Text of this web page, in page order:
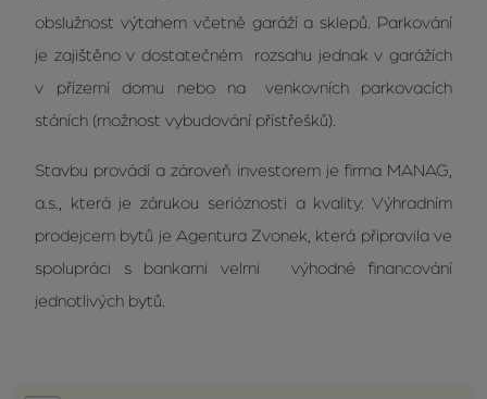
obslužnost výtahem včetně garáží a sklepů. Parkování
je zajištěno v dostatečném rozsahu jednak v garážích
v přízemí domu nebo na venkovních parkovacích
stáních (možnost vybudování přístřešků).
Stavbu provádí a zároveň investorem je firma MANAG,
a.s., která je zárukou serióznosti a kvality. Výhradním
prodejcem bytů je Agentura Zvonek, která připravila ve
spolupráci s bankami velmi výhodné financování
jednotlivých bytů.